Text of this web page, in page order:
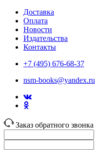
Доставка
Оплата
Новости
Издательства
Контакты
+7 (495) 676-68-37
nsm-books@yandex.ru
Заказ обратного звонка